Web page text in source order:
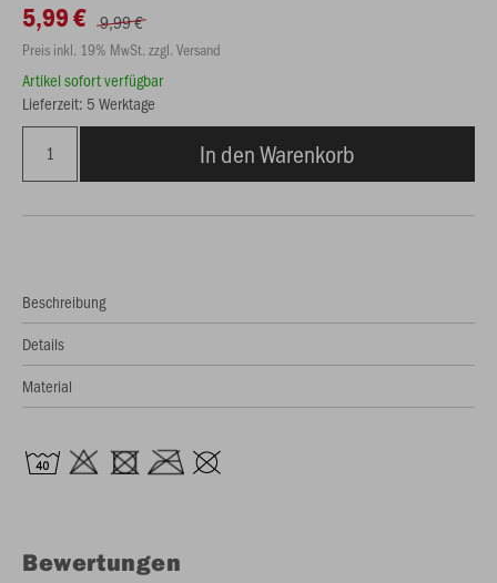
5,99 € 9,99 €
Preis inkl. 19% MwSt. zzgl. Versand
Artikel sofort verfügbar
Lieferzeit: 5 Werktage
In den Warenkorb
Beschreibung
Details
Material
Bewertungen